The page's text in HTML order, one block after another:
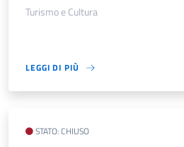
Turismo e Cultura
LEGGI DI PIÙ
STATO: CHIUSO